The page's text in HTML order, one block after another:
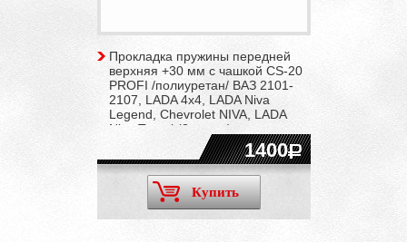
Прокладка пружины передней
верхняя +30 мм с чашкой CS-20
PROFI /полиуретан/ ВАЗ 2101-
2107, LADA 4x4, LADA Niva
Legend, Chevrolet NIVA, LADA
Niva Travel (2 штуки)
1400
Купить